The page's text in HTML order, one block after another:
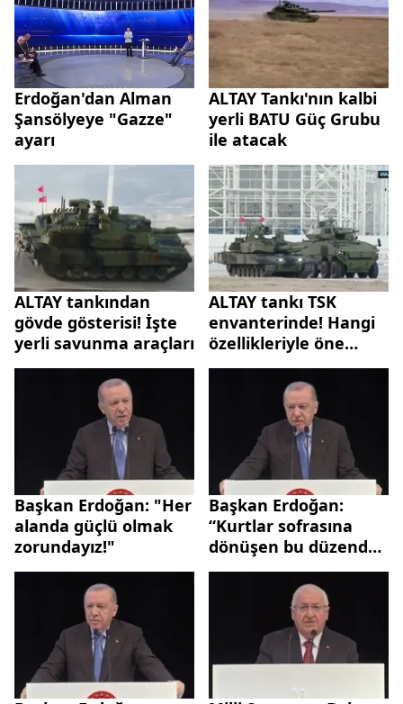
Erdoğan'dan Alman
Şansölyeye "Gazze"
ayarı
ALTAY Tankı'nın kalbi
yerli BATU Güç Grubu
ile atacak
ALTAY tankından
gövde gösterisi! İşte
yerli savunma araçları
ALTAY tankı TSK
envanterinde! Hangi
özellikleriyle öne
çıkıyor?
Başkan Erdoğan: "Her
alanda güçlü olmak
zorundayız!"
Başkan Erdoğan:
“Kurtlar sofrasına
dönüşen bu düzende
kimse kimseye